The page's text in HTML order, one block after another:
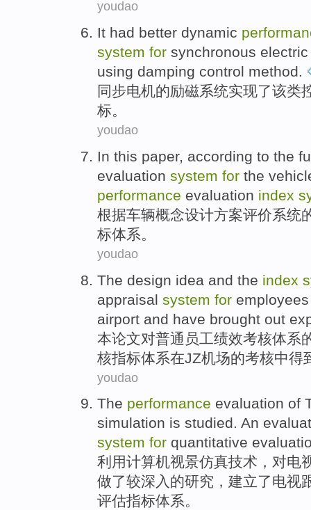
youdao
It had better dynamic
system for synchronous
using damping control method.
同步电机的励磁系统实现了该类
标。
youdao
In this paper, according to the
evaluation system for the
performance evaluation index
根据车辆概念设计方案评价系统
标体系。
youdao
The design idea and the index
appraisal system for
airport and have brought out
本论文对普通 员工绩效考核体系
核指标体系在JZ机场的考核中得
youdao
The performance evaluation of
simulation is studied. An
system for quantitative
利用计算机视景仿真技术，对电
做了较深入的研究 ， 建立了电视
评估指标体系。